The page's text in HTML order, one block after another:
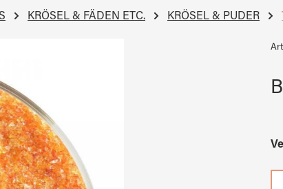
KRÖSEL & FÄDEN ETC. KRÖSEL & PUDER